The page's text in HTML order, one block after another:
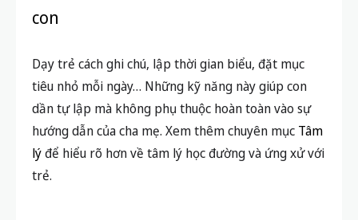
con
Dạy trẻ cách ghi chú, lập thời gian biểu, đặt mục
tiêu nhỏ mỗi ngày… Những kỹ năng này giúp con
dần tự lập mà không phụ thuộc hoàn toàn vào sự
hướng dẫn của cha mẹ. Xem thêm chuyên mục Tâm
lýđể hiểu rõ hơn về tâm lý học đường và ứng xử với
trẻ.